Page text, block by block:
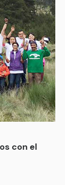
con el